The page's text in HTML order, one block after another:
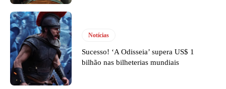
Notícias
Sucesso! ‘A Odisseia’ supera US$ 1
bilhão nas bilheterias mundiais